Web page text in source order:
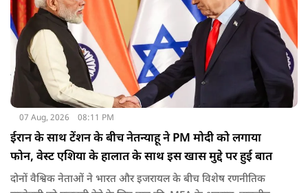
07 Aug, 2026 08:11 PM
ईरान के साथ टेंशन के बीच नेतन्याहू ने PM मोदी को लगाया
फोन, वेस्ट एशिया के हालात के साथ इस खास मुद्दे पर हुई बात
दोनों वैश्विक नेताओं ने भारत और इजरायल के बीच विशेष रणनीतिक